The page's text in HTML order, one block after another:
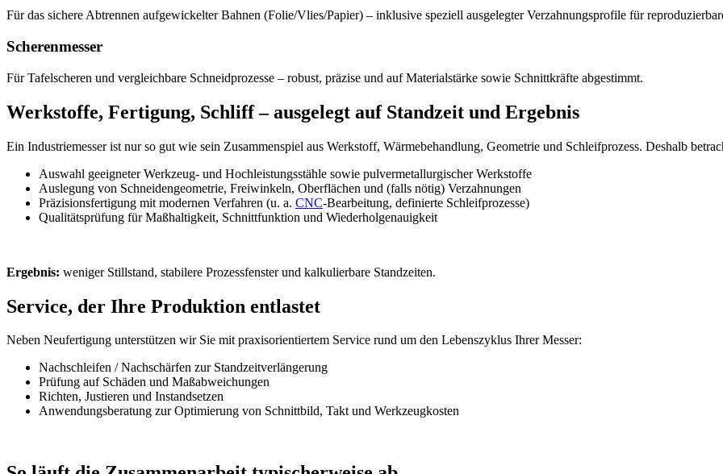
Für das sichere Abtrennen aufgewickelter Bahnen (Folie/Vlies/Papier) – inklusive speziell ausgelegter Verzahnungsprofile für
Scherenmesser
Für Tafelscheren und vergleichbare Schneidprozesse – robust, präzise und auf Materialstärke sowie Schnittkräfte abgestimmt.
Werkstoffe, Fertigung, Schliff – ausgelegt auf Standzeit und Ergebnis
Ein Industriemesser ist nur so gut wie sein Zusammenspiel aus Werkstoff, Wärmebehandlung, Geometrie und Schleifprozess. Deshalb
Auswahl geeigneter Werkzeug- und Hochleistungsstähle sowie pulvermetallurgischer Werkstoffe
Auslegung von Schneidengeometrie, Freiwinkeln, Oberflächen und (falls nötig) Verzahnungen
Präzisionsfertigung mit modernen Verfahren (u. a. CNC-Bearbeitung, definierte Schleifprozesse)
Qualitätsprüfung für Maßhaltigkeit, Schnittfunktion und Wiederholgenauigkeit
Ergebnis: weniger Stillstand, stabilere Prozessfenster und kalkulierbare Standzeiten.
Service, der Ihre Produktion entlastet
Neben Neufertigung unterstützen wir Sie mit praxisorientiertem Service rund um den Lebenszyklus Ihrer Messer:
Nachschleifen / Nachschärfen zur Standzeitverlängerung
Prüfung auf Schäden und Maßabweichungen
Richten, Justieren und Instandsetzen
Anwendungsberatung zur Optimierung von Schnittbild, Takt und Werkzeugkosten